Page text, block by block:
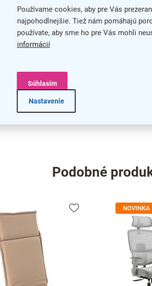
Používame cookies, aby pre Vás
najpohodlnejšie. Tiež nám pomáhajú
používate, aby sme ho pre Vás mohli
informácií
Nastavenie
Súhlasím
mokrou špongiou
manipuláciu
cm
Podobné
NOVINKA